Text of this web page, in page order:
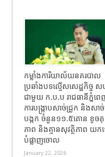
កម្លាំងការិយាល័យនគរបាល
ប្រឆាំងបទល្មើសសេដ្ឋកិច្ច ស
ជាមួយ ក.ប.ប រាជធានីភ្នំពេញ
ការបង្ក្រាបសាច់ជ្រូក និងសា
បង្កក ចំនួន១១.៥តោន ខូ
ភាព និងគ្មានសុវត្ថិភាព យ
បំផ្លាញចោល
January 22, 2026